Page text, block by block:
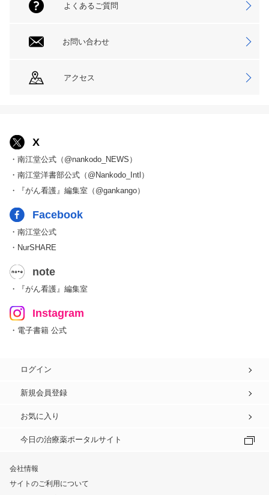
よくあるご質問
お問い合わせ
アクセス
X
・南江堂公式（@nankodo_NEWS）
・南江堂洋書部公式（@Nankodo_Intl）
・『がん看護』編集室（@gankango）
Facebook
・南江堂公式
・NurSHARE
note
・『がん看護』編集室
Instagram
・電子書籍 公式
ログイン
新規会員登録
お気に入り
今日の治療薬ポータルサイト
会社情報
サイトのご利用について